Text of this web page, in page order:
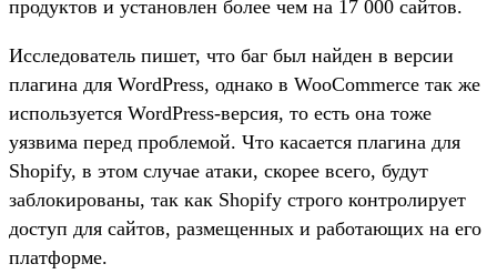
продуктов и установлен более чем на 17 000 сайтов.
Исследователь пишет, что баг был найден в версии
плагина для WordPress, однако в WooCommerce так же
используется WordPress-версия, то есть она тоже
уязвима перед проблемой. Что касается плагина для
Shopify, в этом случае атаки, скорее всего, будут
заблокированы, так как Shopify строго контролирует
доступ для сайтов, размещенных и работающих на его
платформе.